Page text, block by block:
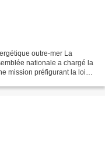
outre-mer La
nationale a chargé la
mission préfigurant la loi